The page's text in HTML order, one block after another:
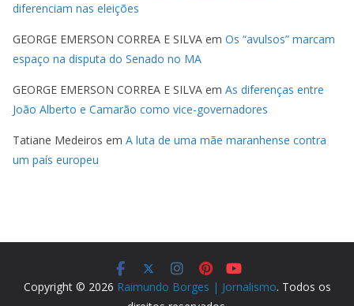
diferenciam nas eleições
GEORGE EMERSON CORREA E SILVA em Os “avulsos” marcam
espaço na disputa do Senado no MA
GEORGE EMERSON CORREA E SILVA em As diferenças entre
João Alberto e Camarão como vice-governadores
Tatiane Medeiros em A luta de uma mãe maranhense contra
um país europeu
Copyright © 2026 Raimundo Borges | Jornalismo. Todos os